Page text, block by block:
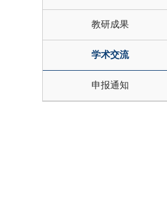
教研成果
学术交流
申报通知